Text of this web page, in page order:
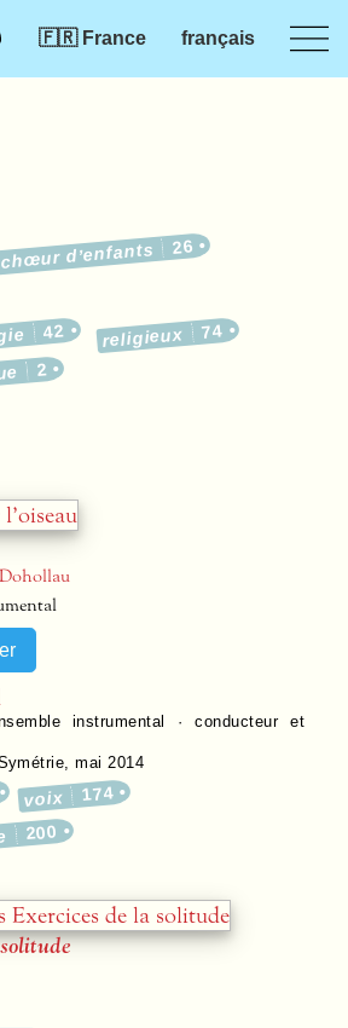
🇫🇷 France
français
chœur d’enfants 26
42 religieux 74
2
instrumental · conducteur et
,mai 2014
voix 174
200